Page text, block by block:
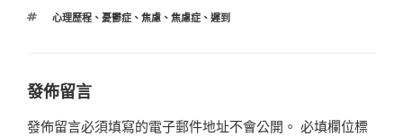
標
心理歷程、 憂鬱症、 焦慮、 焦慮症、 遲到
發佈留言
發佈留言必須填寫的電子郵件地址不會公開。 必填欄位標